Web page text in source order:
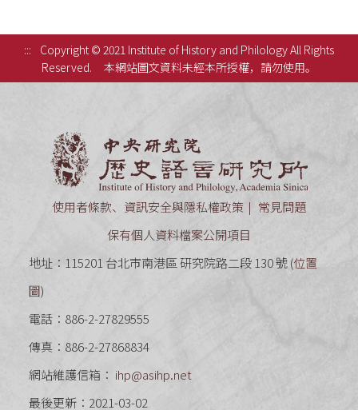
:::
Copyright © 2021 Institute of History and Philology All Rights
Reserved.
本網站圖文資料未經本所授權，請勿使用。
使用者條款、資訊安全與隱私權政策
常見問題
保有個人資料檔案公開項目
地址：115201 台北市南港區 研究院路二段 130 號 (位置
圖)
電話：886-2-27829555
傳真：886-2-27868834
網站維護信箱： ihp@asihp.net
最後更新：2021-03-02